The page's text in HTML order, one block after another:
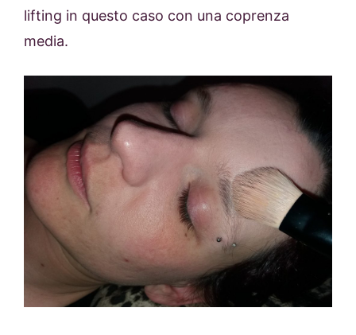
lifting in questo caso con una coprenza
media.